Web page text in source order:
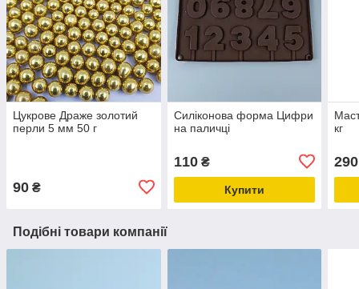
Цукрове Драже золотий
перли 5 мм 50 г
90 ₴
Силіконова форма Цифри
на паличці
110₴
Купити
кг
290
Подібні товари компанії